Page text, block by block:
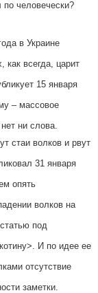
человечески?
в Украине
как всегда, царит
15 января
– массовое
ни слова.
стаи волков и рвут
31 января
опять
волков на
под
И по идее ее
отсутствие
заметки.